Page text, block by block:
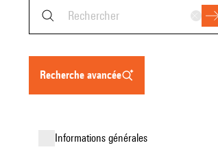
recherche avancée
informations générales